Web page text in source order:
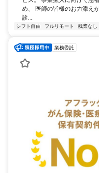
め、 医師の皆様のお力添え
診...
シフト自由 フルリモート 残業なし
業務委託